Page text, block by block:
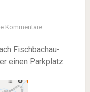
Kommentare
Fischbachau-
einen Parkplatz.